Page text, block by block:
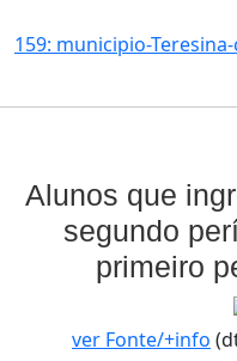
Alunos que
segundo
primeiro
ver Fonte/+info